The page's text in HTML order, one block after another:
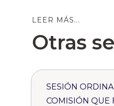
LEER MÁS...
Otras
SESIÓN
COMISIÓN QUE